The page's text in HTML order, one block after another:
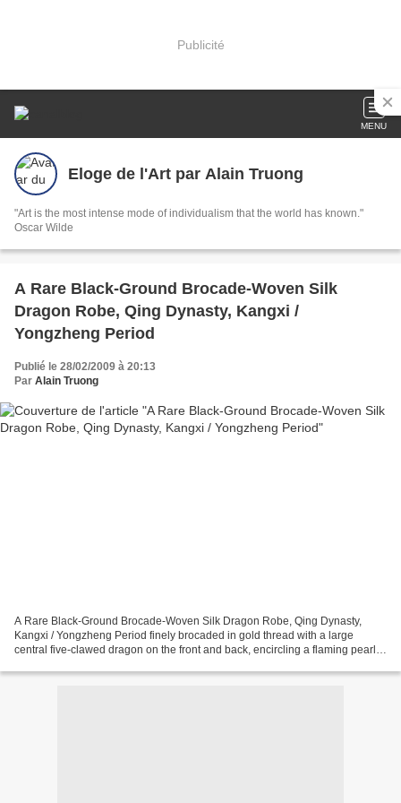
Publicité
MENU
Eloge de l'Art par Alain Truong
"Art is the most intense mode of individualism that the world has known."
Oscar Wilde
A Rare Black-Ground Brocade-Woven Silk
Dragon Robe, Qing Dynasty, Kangxi /
Yongzheng Period
Publié le 28/02/2009 à 20:13
Par Alain Truong
A Rare Black-Ground Brocade-Woven Silk Dragon Robe, Qing Dynasty,
Kangxi / Yongzheng Period finely brocaded in gold thread with a large
central five-clawed dragon on the front and back, encircling a flaming pearl